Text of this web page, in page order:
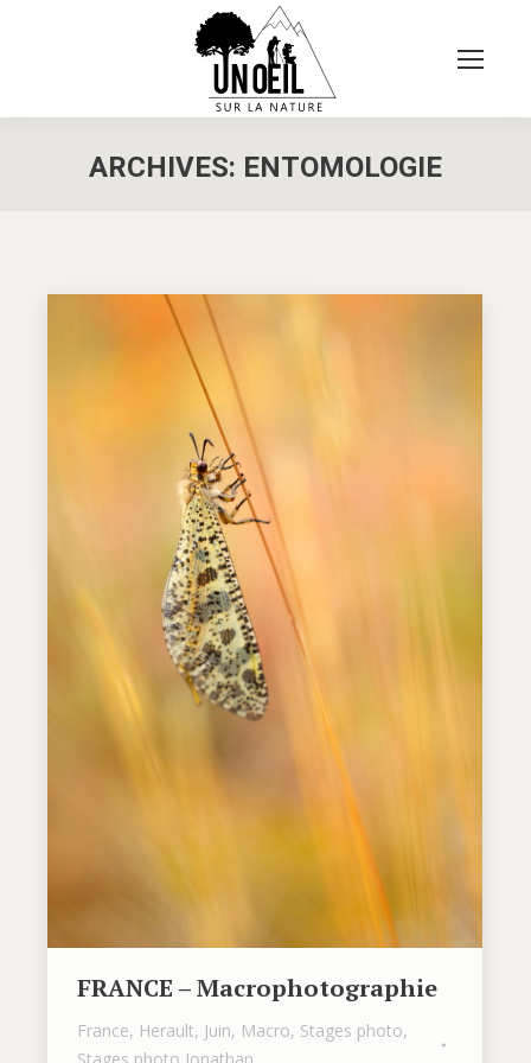
ARCHIVES: ENTOMOLOGIE
FRANCE – Macrophotographie
France, Herault, Juin, Macro, Stages photo,
Stages photo Jonathan